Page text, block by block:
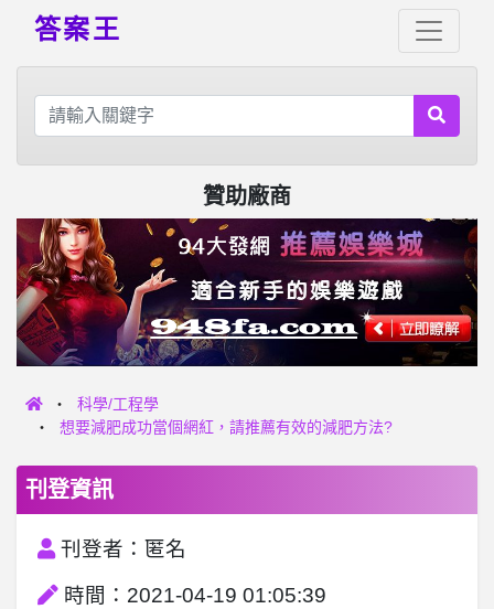
答案王
贊助廠商
科學/工程學
想要減肥成功當個網紅，請推薦有效的減肥方法?
刊登資訊
刊登者：匿名
時間：2021-04-19 01:05:39